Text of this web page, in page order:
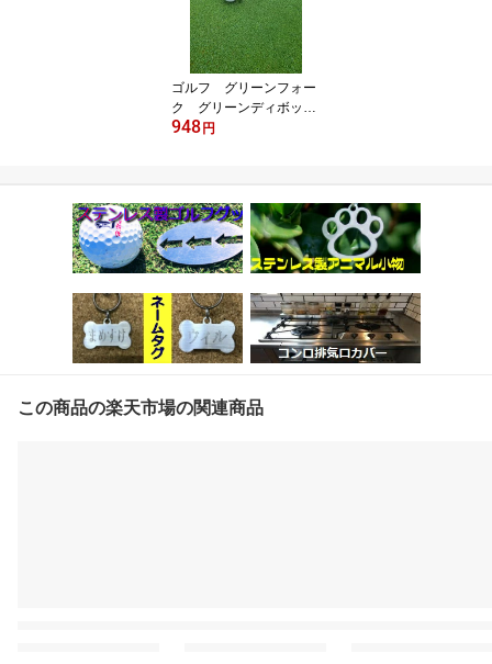
チ×10センチ 父の日 ギフ
ゴルフ グリーンフォー
ク グリーンディボッ
ト ゴルフディボット
948 円
この商品の楽天市場の関連商品